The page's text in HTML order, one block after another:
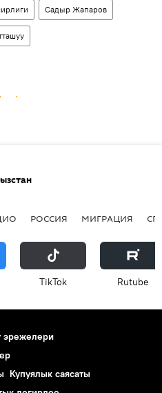
Садыр Жапаров
РОССИЯ МИГРАЦИЯ
ТikТоk Rutube
эрежелери
Купуялык саясаты